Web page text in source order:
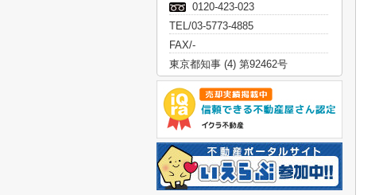
0120-423-023
TEL/03-5773-4885
FAX/-
東京都知事 (4) 第92462号